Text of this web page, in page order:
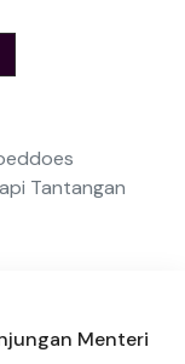
Tantangan
Menteri